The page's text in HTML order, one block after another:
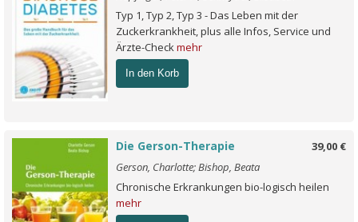
Typ 1, Typ 2, Typ 3 - Das Leben mit der
Zuckerkrankheit, plus alle Infos, Service und
Ärzte-Checkmehr
In den Korb
39,00 €
Die Gerson-Therapie
Gerson, Charlotte; Bishop, Beata
Chronische Erkrankungen bio-logisch heilen
mehr